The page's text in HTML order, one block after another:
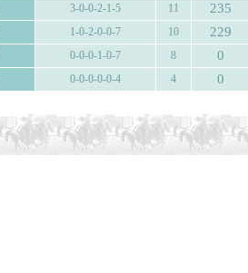
3-0-0-2-1-5 11 235
1-0-2-0-0-7 10 229
0-0-0-1-0-7 8 0
0-0-0-0-0-4 4 0